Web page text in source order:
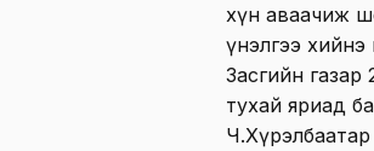
хүн аваачиж
үнэлгээ
Засгийн
тухай яриад